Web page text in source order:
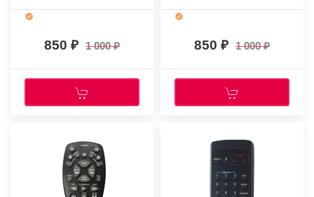
850 1 000
(оригинальный)
850 1 000